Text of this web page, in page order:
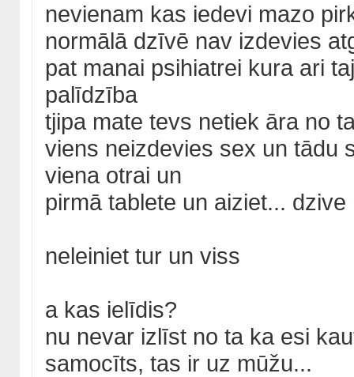
nevienam kas iedevi mazo
normālā dzīvē nav izdevies
pat manai psihiatrei kura ari
palīdzība
tjipa mate tevs netiek āra no
viens neizdevies sex un tādu
viena otrai un
pirmā tablete un aiziet...
neleiniet tur un viss
a kas ielīdis?
nu nevar izlīst no ta ka esi
samocīts, tas ir uz mūžu...